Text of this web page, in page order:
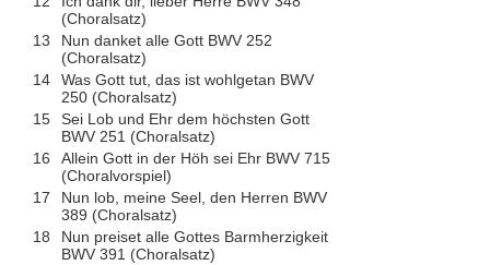
(Choralsatz)
13
Nun danket alle Gott BWV 252
(Choralsatz)
14
Was Gott tut, das ist wohlgetan BWV
250 (Choralsatz)
15
Sei Lob und Ehr dem höchsten Gott
BWV 251 (Choralsatz)
16
Allein Gott in der Höh sei Ehr BWV 715
(Choralvorspiel)
17
Nun lob, meine Seel, den Herren BWV
389 (Choralsatz)
18
Nun preiset alle Gottes Barmherzigkeit
BWV 391 (Choralsatz)